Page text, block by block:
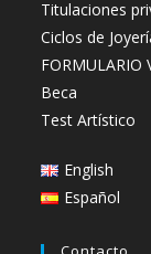
Titulaciones
Ciclos de
FORMULARIO
Beca
Test Artístico
English
Español